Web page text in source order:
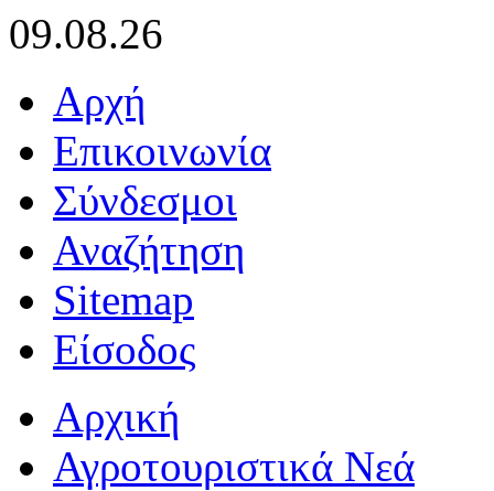
09.08.26
Αρχή
Επικοινωνία
Σύνδεσμοι
Αναζήτηση
Sitemap
Είσοδος
Αρχική
Αγροτουριστικά Νεά